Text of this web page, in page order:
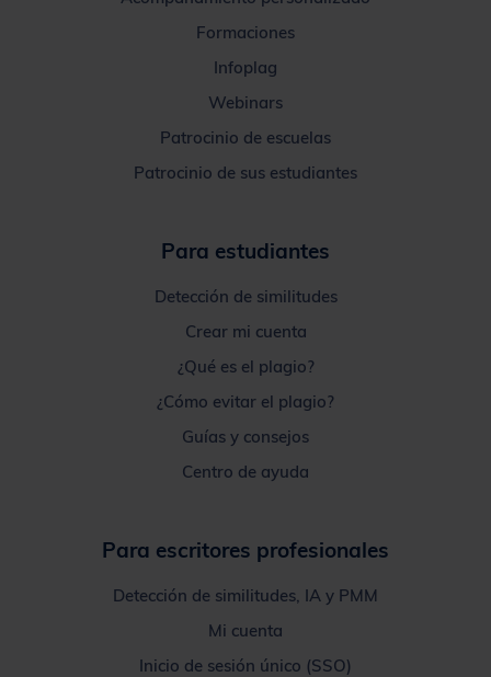
Formaciones
Infoplag
Webinars
Patrocinio de escuelas
Patrocinio de sus estudiantes
Para estudiantes
Detección de similitudes
Crear mi cuenta
¿Qué es el plagio?
¿Cómo evitar el plagio?
Guías y consejos
Centro de ayuda
Para escritores profesionales
Detección de similitudes, IA y PMM
Mi cuenta
Inicio de sesión único (SSO)